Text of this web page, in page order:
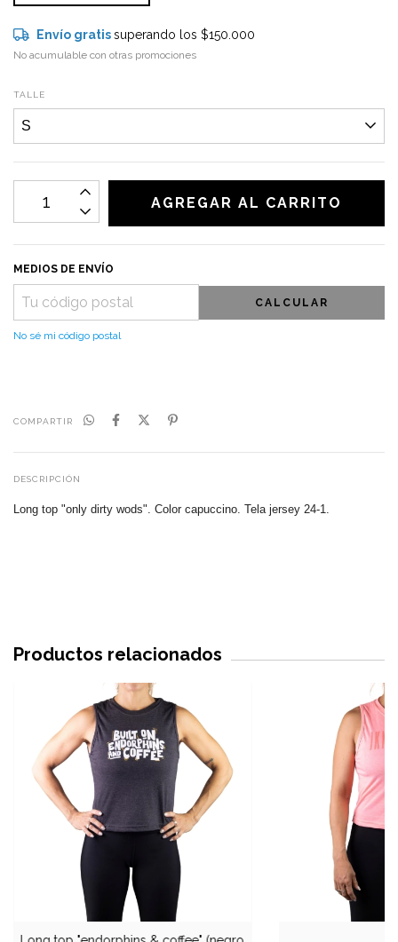
Envío gratissuperando los $150.000
No acumulable con otras promociones
TALLE
MEDIOS DE ENVÍO
CALCULAR
No sé mi código postal
COMPARTIR
DESCRIPCIÓN
Long top "only dirty wods" . Color capuccino . Tela jersey 24-1.
Productos relacionados